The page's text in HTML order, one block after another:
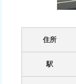
住所
駅